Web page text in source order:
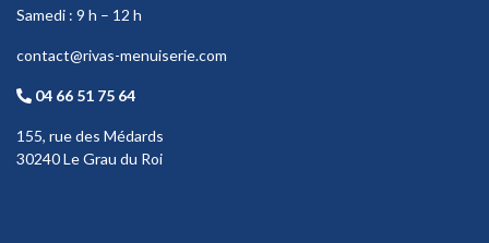
Samedi : 9 h – 12 h
contact@rivas-menuiserie.com
04 66 51 75 64
155, rue des Médards
30240 Le Grau du Roi